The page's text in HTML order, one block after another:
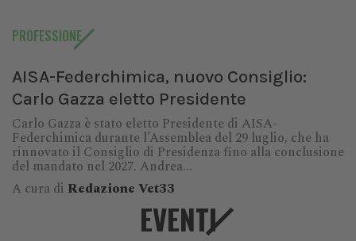
PROFESSIONE
AISA-Federchimica, nuovo Consiglio:
Carlo Gazza eletto Presidente
Carlo Gazza è stato eletto Presidente di AISA-
Federchimica durante l’Assemblea del 29 luglio, che ha
rinnovato il Consiglio di Presidenza fino alla conclusione
del mandato nel 2027. Andrea...
A cura di Redazione Vet33
EVENTI